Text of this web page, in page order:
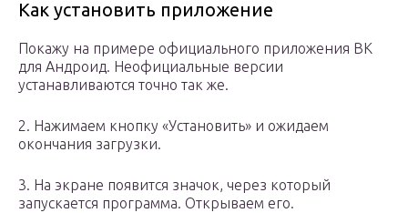
Как установить приложение
Покажу на примере официального приложения ВК
для Андроид. Неофициальные версии
устанавливаются точно так же.
2. Нажимаем кнопку «Установить» и ожидаем
окончания загрузки.
3. На экране появится значок, через который
запускается программа. Открываем его.